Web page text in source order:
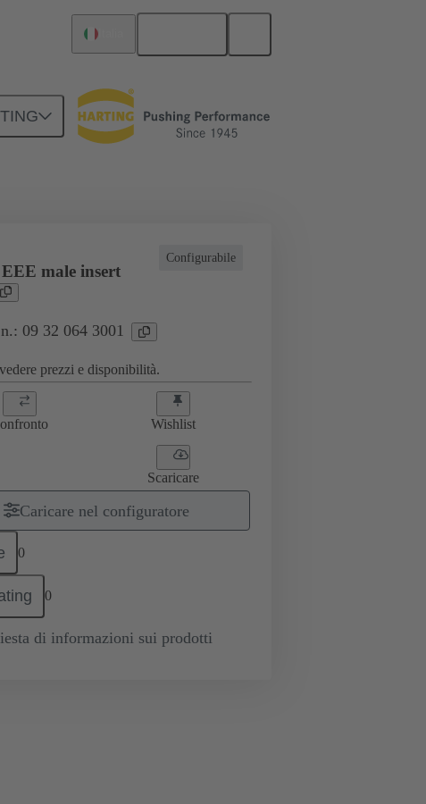
industriali Correnti fino a 16 A
Configurabile
male insert
09 32 064 3001
prezzi e disponibilità.
Wishlist
Scaricare
Caricare nel configuratore
0
0
di informazioni sui prodotti